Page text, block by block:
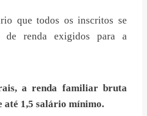
que todos os inscritos se
de renda exigidos para a
a renda familiar bruta
até 1,5 salário mínimo.